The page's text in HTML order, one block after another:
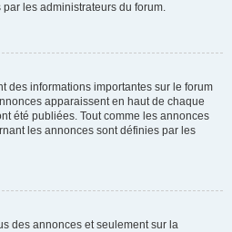
les administrateurs du forum.
des informations importantes sur le forum
apparaissent en haut de chaque
été publiées. Tout comme les annonces
les annonces sont définies par les
des annonces et seulement sur la